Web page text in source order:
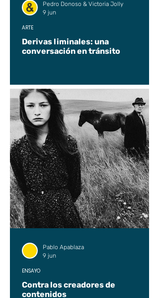
Derivas liminales: una
conversación en tránsito
ARTE
Pedro Donoso & Victoria Jolly
9 jun
Contra los creadores de
contenidos
ENSAYO
Pablo Apablaza
9 jun